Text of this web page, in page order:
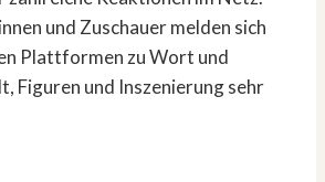
und Zuschauer melden sich
Plattformen zu Wort und
Figuren und Inszenierung sehr